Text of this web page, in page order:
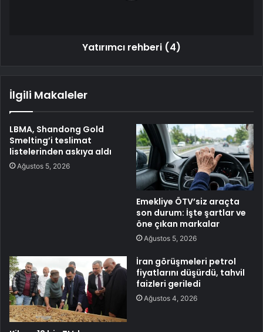
Yatırımcı rehberi (4)
İlgili Makaleler
LBMA, Shandong Gold
Smelting’i teslimat
listelerinden askıya aldı
Ağustos 5, 2026
Emekliye ÖTV’siz araçta
son durum: İşte şartlar ve
öne çıkan markalar
Ağustos 5, 2026
İran görüşmeleri petrol
fiyatlarını düşürdü, tahvil
faizleri geriledi
Ağustos 4, 2026